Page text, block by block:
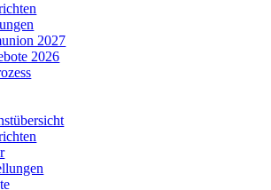
2027
2026